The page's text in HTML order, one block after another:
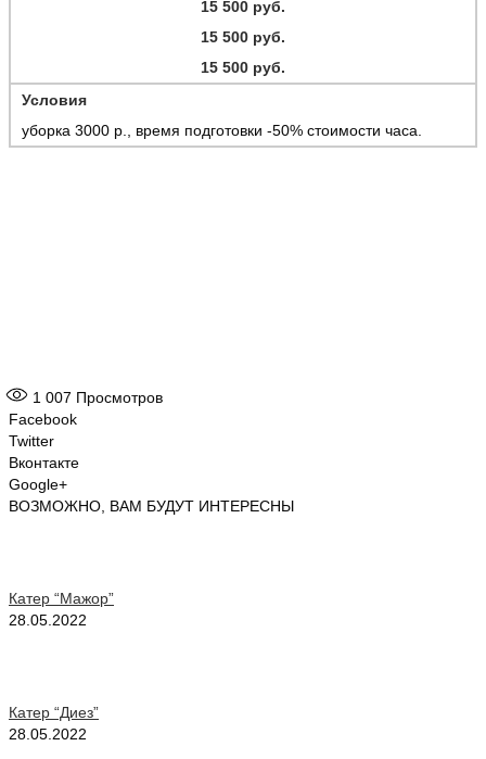
15 500 руб.
15 500 руб.
15 500 руб.
Условия
уборка 3000 р., время подготовки -50% стоимости часа.
1 007 Просмотров
Facebook
Twitter
Вконтакте
Google+
ВОЗМОЖНО, ВАМ БУДУТ ИНТЕРЕСНЫ
Катер “Мажор”
28.05.2022
Катер “Диез”
28.05.2022